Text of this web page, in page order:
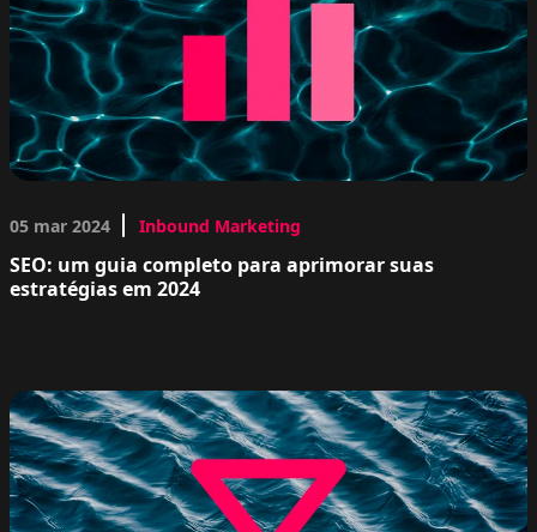
05 mar 2024 Inbound Marketing
SEO: um guia completo para aprimorar suas
estratégias em 2024